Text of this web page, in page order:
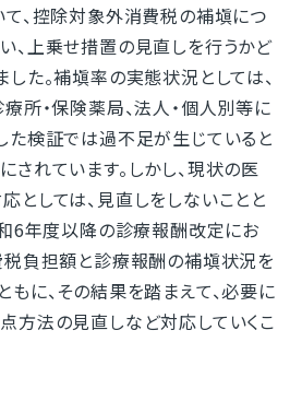
て、控除対象外消費税の補塡につ
、上乗せ措置の見直しを行うかど
た。補塡率の実態状況としては、
所・保険薬局、法人・個人別等に
た検証では過不足が生じていると
されています。しかし、現状の医
としては、見直しをしないことと
和6年度以降の診療報酬改定にお
税負担額と診療報酬の補塡状況を
に、その結果を踏まえて、必要に
方法の見直しなど対応していくこ